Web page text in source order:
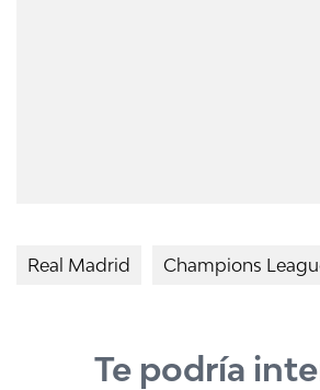
Real Madrid Champions
Te podría